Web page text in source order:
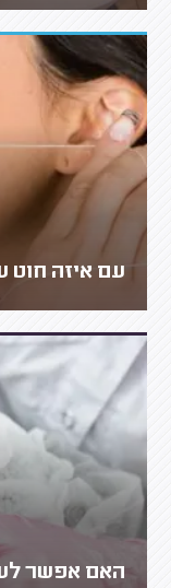
עם איזה חוט
האם אפשר